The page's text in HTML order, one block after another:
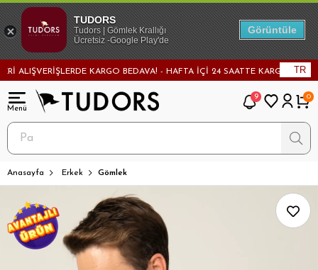
KARGO BEDAVA! - HAFTA İÇİ 24 SAATTE KARGODA! - TR
9 0
Anasayfa Erkek Gömlek
TUDORS
Tudors | Gömlek Krallığı
Ücretsiz -Google Play'de
Görüntüle